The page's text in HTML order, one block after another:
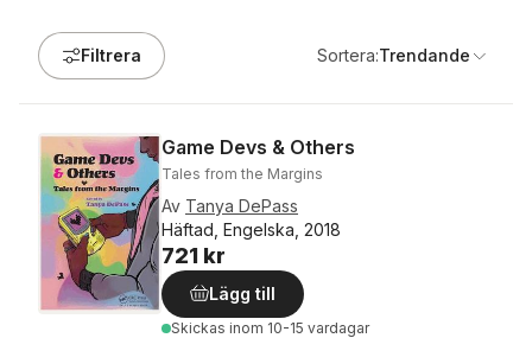
Filtrera Sortera:Trendande
Game Devs & Others
Tales from the Margins
Av Tanya DePass
Häftad, Engelska, 2018
721 kr
Lägg till
Skickas inom 10-15 vardagar